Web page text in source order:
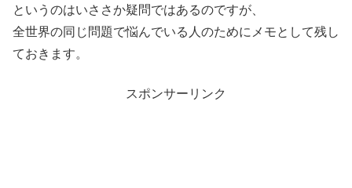
というのはいささか疑問ではあるのですが、
全世界の同じ問題で悩んでいる人のためにメモとして残し
ておきます。
スポンサーリンク